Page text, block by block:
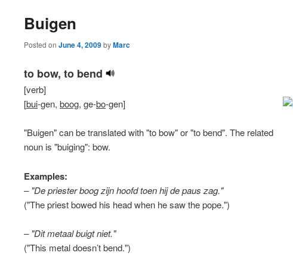
Buigen
Posted on June 4, 2009byMarc
to bow, to bend
[verb]
[bui-gen, boog, ge-bo-gen]
"Buigen" can be translated with "to bow" or "to bend". The related
noun is "buiging": bow.
Examples:
– "De priester boog zijn hoofd toen hij de paus zag."
("The priest bowed his head when he saw the pope.")
– "Dit metaal buigt niet."
("This metal doesn’t bend.")